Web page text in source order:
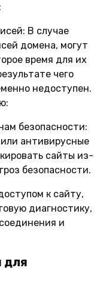
В случае
домена, могут
время для их
чего
недоступен.
безопасности:
антивирусные
сайты из-
безопасности.
к сайту,
диагностику,
и
для